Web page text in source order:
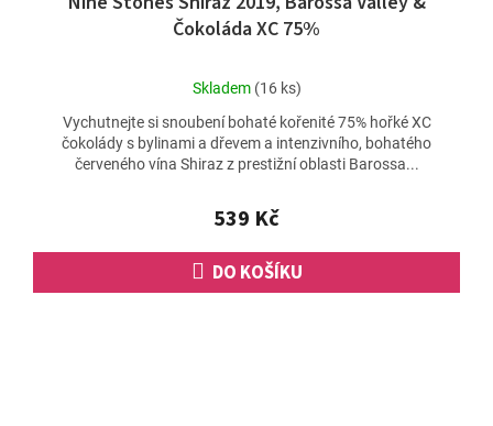
Čokoláda XC 75%
Průměrné
produktu
je
5,0
5
hvězdiček.
Skladem (16 ks)
539 Kč
DO KOŠÍKU
Vychutnejte si snoubení bohaté kořenité 75% hořké XC
čokolády s bylinami a dřevem a intenzivního, bohatého
červeného vína Shiraz z prestižní oblasti Barossa...